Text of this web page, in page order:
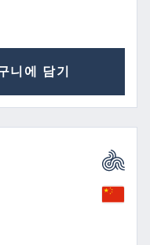
력하거나 버튼
니에 담기